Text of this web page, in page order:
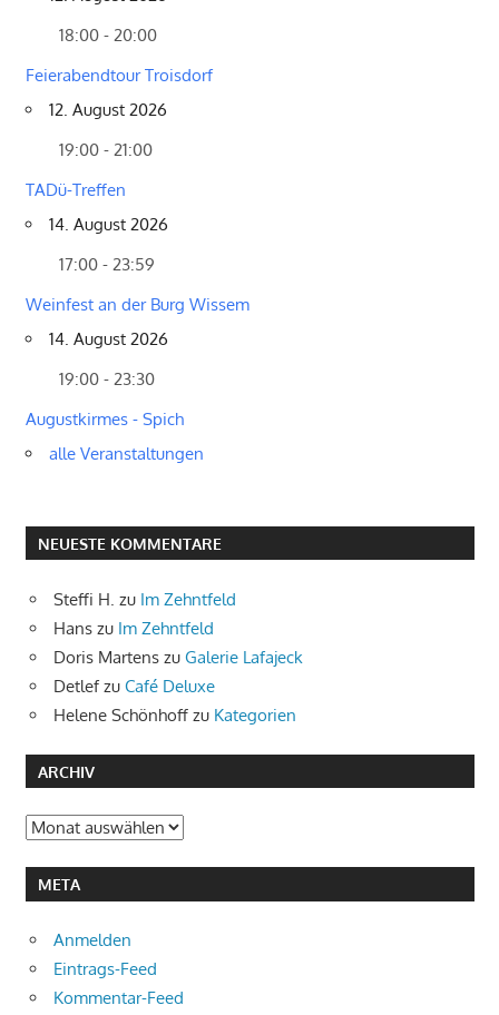
18:00 - 20:00
Feierabendtour Troisdorf
12. August 2026
19:00 - 21:00
TADü-Treffen
14. August 2026
17:00 - 23:59
Weinfest an der Burg Wissem
14. August 2026
19:00 - 23:30
Augustkirmes - Spich
alle Veranstaltungen
NEUESTE KOMMENTARE
Steffi H. zu Im Zehntfeld
Hans zu Im Zehntfeld
Doris Martens zu Galerie Lafajeck
Detlefzu Café Deluxe
Helene Schönhoff zu Kategorien
ARCHIV
Archiv
META
Anmelden
Eintrags-Feed
Kommentar-Feed